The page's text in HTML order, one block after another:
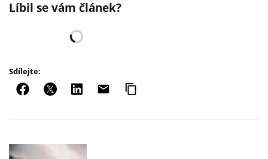
Líbil se vám článek?
Sdílejte: